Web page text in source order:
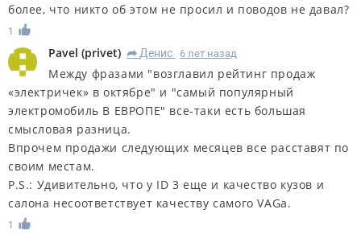
более, что никто об этом не просил и поводов не давал?
1
Pavel (privet) R Денис 6 лет назад
Между фразами "возглавил рейтинг продаж
«электричек» в октябре" и "самый популярный
электромобиль В ЕВРОПЕ" все-таки есть большая
смысловая разница.
Впрочем продажи следующих месяцев все расставят по
своим местам.
P.S.: Удивительно, что у ID 3 еще и качество кузов и
салона несоответствует качеству самого VAGа.
1